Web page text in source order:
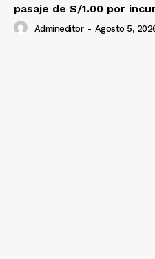
pasaje de S/1.00 por
Admineditor - Agosto 5,